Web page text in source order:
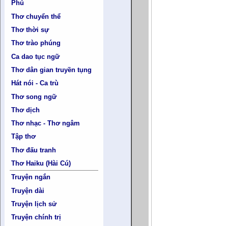
Phú
Thơ chuyển thể
Thơ thời sự
Thơ trào phúng
Ca dao tục ngữ
Thơ dân gian truyền tụng
Hát nói - Ca trù
Thơ song ngữ
Thơ dịch
Thơ nhạc - Thơ ngâm
Tập thơ
Thơ đấu tranh
Thơ Haiku (Hài Cú)
Truyện ngắn
Truyện dài
Truyện lịch sử
Truyện chính trị